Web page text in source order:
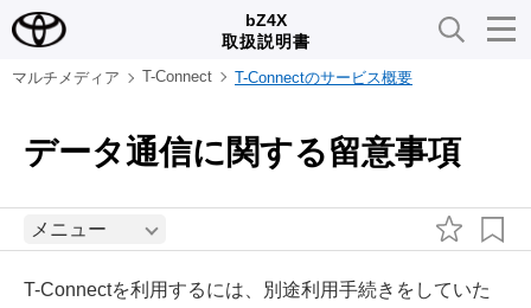
bZ4X
取扱説明書
マルチメディア T-Connect T-Connectのサービス概要
データ通信に関する留意事項
メニュー
T-Connectを利用するには、別途利用手続きをしていた